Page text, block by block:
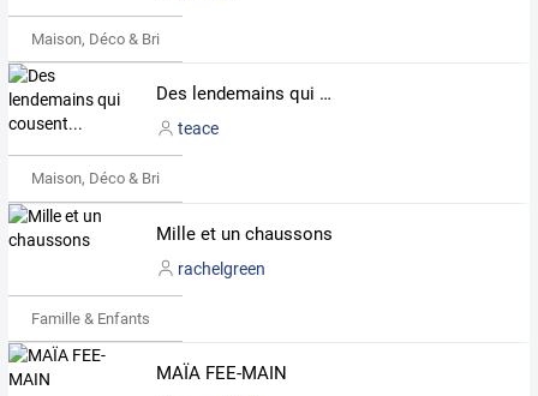
Maison, Déco & Bricolage
Des lendemains qui cousent...
teace
Maison, Déco & Bricolage
Mille et un chaussons
rachelgreen
Famille & Enfants
MAÏA FEE-MAIN